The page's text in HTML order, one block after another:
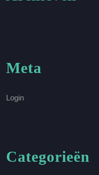
Meta
Login
Categorieën